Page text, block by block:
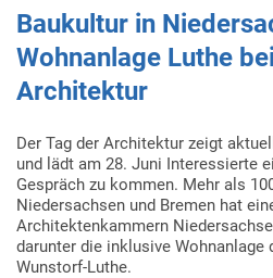
Baukultur in
Wohnanlage Luthe
Architektur
Der Tag der Architektur zeigt
und lädt am 28. Juni Interessierte
Gespräch zu kommen. Mehr als
Niedersachsen und Bremen hat
Architektenkammern
darunter die inklusive Wohnanlage
Wunstorf-Luthe.